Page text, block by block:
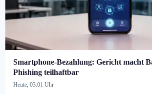
Smartphone-Bezahlung: Gericht macht
Phishing teilhaftbar
Heute, 03:01 Uhr